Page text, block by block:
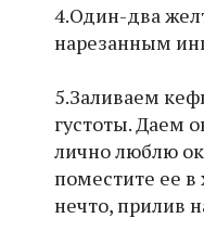
4.Один-два
нарезанным
5.Заливаем
густоты. Даем
лично люблю
поместите ее
нечто, прилив